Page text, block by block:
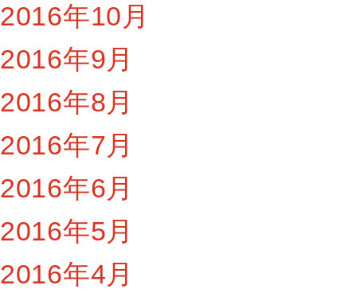
2016年10月
2016年9月
2016年8月
2016年7月
2016年6月
2016年5月
2016年4月